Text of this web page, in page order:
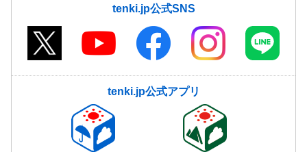
tenki.jp公式SNS
tenki.jp公式アプリ